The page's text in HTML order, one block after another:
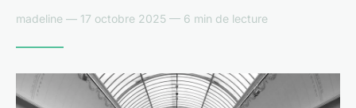
madeline — 17 octobre 2025 — 6 min de lecture